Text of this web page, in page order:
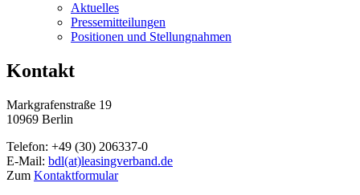
Aktuelles
Pressemitteilungen
Positionen und Stellungnahmen
Kontakt
Markgrafenstraße 19
10969 Berlin
Telefon: +49 (30) 206337-0
E-Mail: bdl(at)leasingverband.de
Zum Kontaktformular